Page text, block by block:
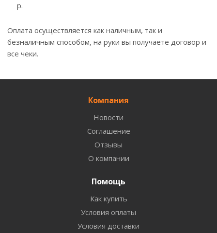
р.
Оплата осуществляется как наличным, так и
безналичным способом, на руки вы получаете договор и
все чеки.
Компания
Новости
Соглашение
Отзывы
О компании
Помощь
Как купить
Условия оплаты
Условия доставки